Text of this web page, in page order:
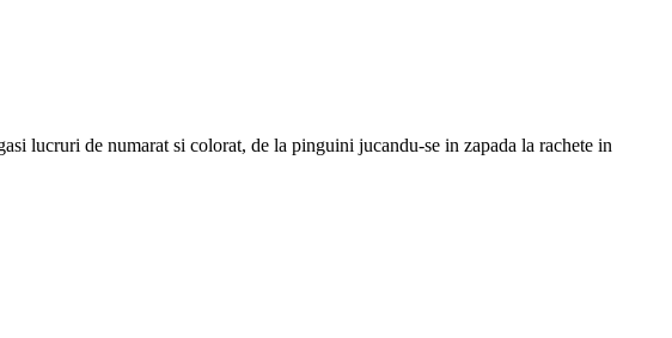
lucruri de numarat si colorat, de la pinguini jucandu-se in zapada la rachete in